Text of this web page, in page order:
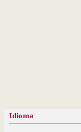
Idioma